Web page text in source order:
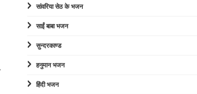
सांवरिया सेठ के भजन
साईं बाबा भजन
सुन्दरकाण्ड
हनुमान भजन
हिंदी भजन